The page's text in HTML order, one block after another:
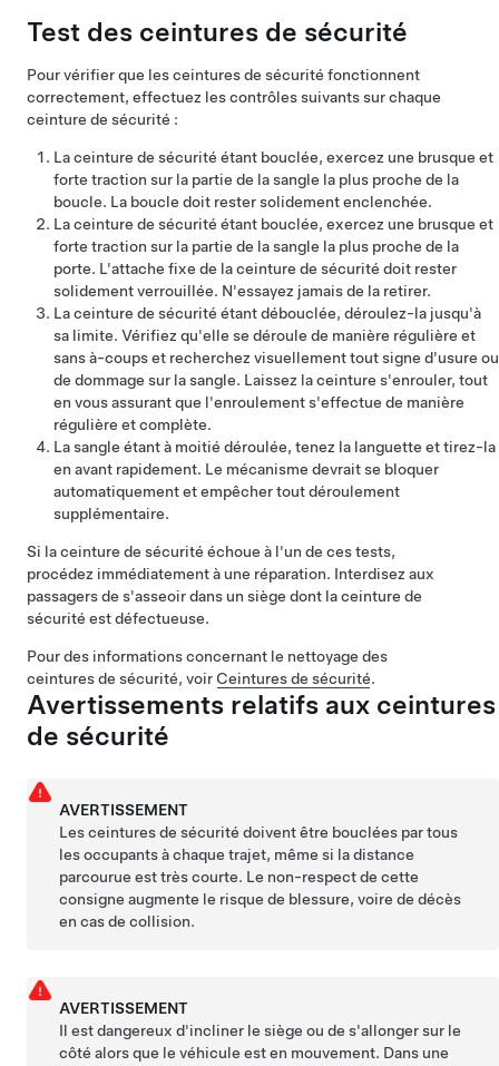
Test des ceintures de sécurité
Pour vérifier que les ceintures de sécurité fonctionnent
correctement, effectuez les contrôles suivants sur chaque
ceinture de sécurité :
La ceinture de sécurité étant bouclée, exercez une brusque et
forte traction sur la partie de la sangle la plus proche de la
boucle. La boucle doit rester solidement enclenchée.
La ceinture de sécurité étant bouclée, exercez une brusque et
forte traction sur la partie de la sangle la plus proche de la
porte. L'attache fixe de la ceinture de sécurité doit rester
solidement verrouillée. N'essayez jamais de la retirer.
La ceinture de sécurité étant débouclée, déroulez-la jusqu'à
sa limite. Vérifiez qu'elle se déroule de manière régulière et
sans à-coups et recherchez visuellement tout signe d'usure ou
de dommage sur la sangle. Laissez la ceinture s'enrouler, tout
en vous assurant que l'enroulement s'effectue de manière
régulière et complète.
La sangle étant à moitié déroulée, tenez la languette et tirez-la
en avant rapidement. Le mécanisme devrait se bloquer
automatiquement et empêcher tout déroulement
supplémentaire.
Si la ceinture de sécurité échoue à l'un de ces tests,
procédez immédiatement à une réparation. Interdisez aux
passagers de s'asseoir dans un siège dont la ceinture de
sécurité est défectueuse.
Pour des informations concernant le nettoyage des
ceintures de sécurité, voir Ceintures de sécurité.
Avertissements relatifs aux ceintures
de sécurité
AVERTISSEMENT
Les ceintures de sécurité doivent être bouclées par tous
les occupants à chaque trajet, même si la distance
parcourue est très courte. Le non-respect de cette
consigne augmente le risque de blessure, voire de décès
en cas de collision.
AVERTISSEMENT
Il est dangereux d'incliner le siège ou de s'allonger sur le
côté alors que le véhicule est en mouvement. Dans une